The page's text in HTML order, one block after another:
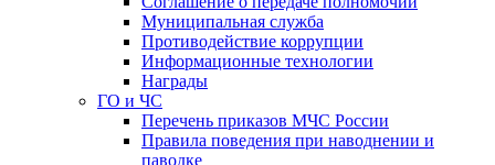
Муниципальная служба
Противодействие коррупции
Информационные технологии
Награды
ГО и ЧС
Перечень приказов МЧС России
Правила поведения при наводнении и
паводке